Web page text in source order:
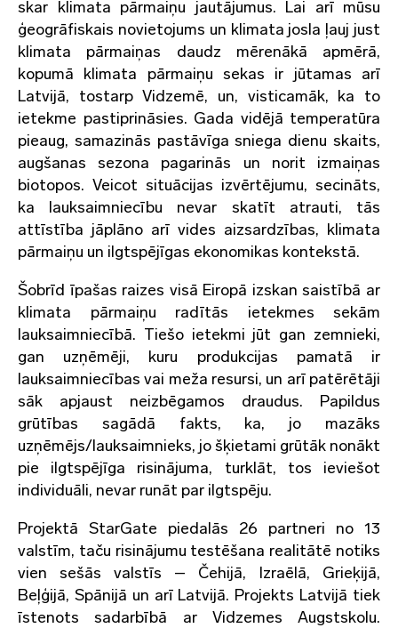
skar klimata pārmaiņu jautājumus. Lai arī mūsu
ģeogrāfiskais novietojums un klimata josla ļauj just
klimata pārmaiņas daudz mērenākā apmērā,
kopumā klimata pārmaiņu sekas ir jūtamas arī
Latvijā, tostarp Vidzemē, un, visticamāk, ka to
ietekme pastiprināsies. Gada vidējā temperatūra
pieaug, samazinās pastāvīga sniega dienu skaits,
augšanas sezona pagarinās un norit izmaiņas
biotopos. Veicot situācijas izvērtējumu, secināts,
ka lauksaimniecību nevar skatīt atrauti, tās
attīstība jāplāno arī vides aizsardzības, klimata
pārmaiņu un ilgtspējīgas ekonomikas kontekstā.
Šobrīd īpašas raizes visā Eiropā izskan saistībā ar
klimata pārmaiņu radītās ietekmes sekām
lauksaimniecībā. Tiešo ietekmi jūt gan zemnieki,
gan uzņēmēji, kuru produkcijas pamatā ir
lauksaimniecības vai meža resursi, un arī patērētāji
sāk apjaust neizbēgamos draudus. Papildus
grūtības sagādā fakts, ka, jo mazāks
uzņēmējs/lauksaimnieks, jo šķietami grūtāk nonākt
pie ilgtspējīga risinājuma, turklāt, tos ieviešot
individuāli, nevar runāt par ilgtspēju.
Projektā StarGate piedalās 26 partneri no 13
valstīm, taču risinājumu testēšana realitātē notiks
vien sešās valstīs – Čehijā, Izraēlā, Grieķijā,
Beļģijā, Spānijā un arī Latvijā. Projekts Latvijā tiek
īstenots sadarbībā ar Vidzemes Augstskolu.